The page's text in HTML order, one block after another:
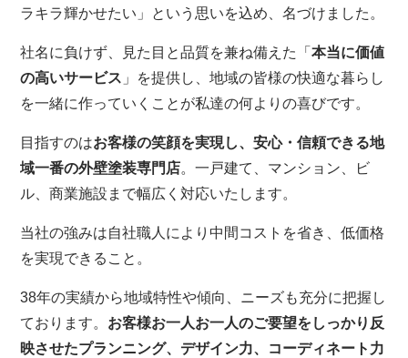
ラキラ輝かせたい」という思いを込め、名づけました。
社名に負けず、見た目と品質を兼ね備えた「本当に価値
の高いサービス 」を提供し、地域の皆様の快適な暮らし
を一緒に作っていくことが私達の何よりの喜びです。
目指すのはお客様の笑顔を実現し、安心・信頼できる地
域一番の外壁塗装専門店。一戸建て、マンション、ビ
ル、商業施設まで幅広く対応いたします。
当社の強みは自社職人により中間コストを省き、低価格
を実現できること。
38年の実績から地域特性や傾向、ニーズも充分に把握し
ております。 お客様お一人お一人のご要望をしっかり反
映させたプランニング、デザイン力、コーディネート力